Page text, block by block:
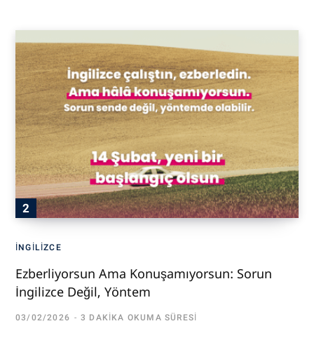
İNGILIZCE
Ezberliyorsun Ama Konuşamıyorsun: Sorun
İngilizce Değil, Yöntem
03/02/2026 3 DAKIKA OKUMA SÜRESI